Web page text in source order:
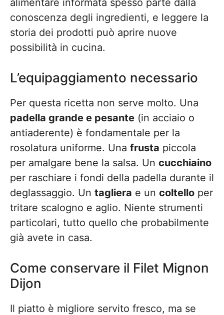
alimentare informata spesso parte dalla
conoscenza degli ingredienti, e leggere la
storia dei prodotti può aprire nuove
possibilità in cucina.
L’equipaggiamento necessario
Per questa ricetta non serve molto. Una
padella grande e pesante (in acciaio o
antiaderente) è fondamentale per la
rosolatura uniforme. Una frusta piccola
per amalgare bene la salsa. Un cucchiaino
per raschiare i fondi della padella durante il
deglassaggio. Un tagliera e un coltello per
tritare scalogno e aglio. Niente strumenti
particolari, tutto quello che probabilmente
già avete in casa.
Come conservare il Filet Mignon
Dijon
Il piatto è migliore servito fresco, ma se